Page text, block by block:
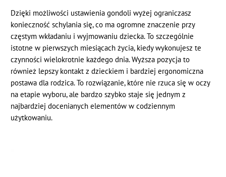
Dzięki możliwości ustawienia gondoli wyżej ograniczasz
konieczność schylania się, co ma ogromne znaczenie przy
częstym wkładaniu i wyjmowaniu dziecka. To szczególnie
istotne w pierwszych miesiącach życia, kiedy wykonujesz te
czynności wielokrotnie każdego dnia. Wyższa pozycja to
również lepszy kontakt z dzieckiem i bardziej ergonomiczna
postawa dla rodzica. To rozwiązanie, które nie rzuca się w oczy
na etapie wyboru, ale bardzo szybko staje się jednym z
najbardziej docenianych elementów w codziennym
użytkowaniu.